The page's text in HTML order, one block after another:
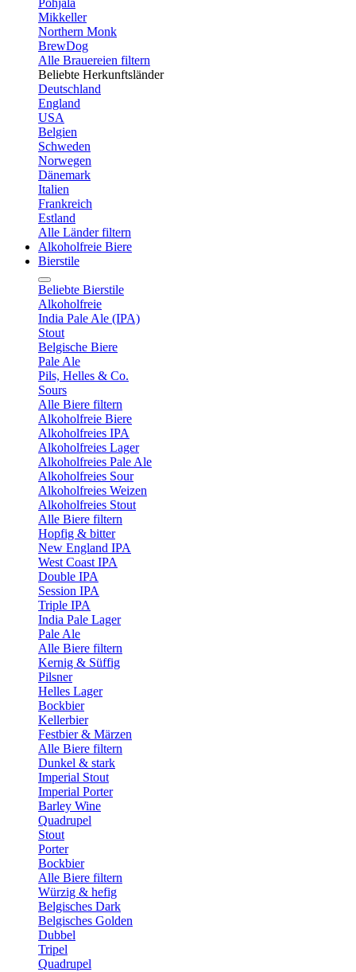
Põhjala
Mikkeller
Northern Monk
BrewDog
Alle Brauereien filtern
Beliebte Herkunftsländer
Deutschland
England
USA
Belgien
Schweden
Norwegen
Dänemark
Italien
Frankreich
Estland
Alle Länder filtern
Alkoholfreie Biere
Bierstile
Beliebte Bierstile
Alkoholfreie
India Pale Ale (IPA)
Stout
Belgische Biere
Pale Ale
Pils, Helles & Co.
Sours
Alle Biere filtern
Alkoholfreie Biere
Alkoholfreies IPA
Alkoholfreies Lager
Alkoholfreies Pale Ale
Alkoholfreies Sour
Alkoholfreies Weizen
Alkoholfreies Stout
Alle Biere filtern
Hopfig & bitter
New England IPA
West Coast IPA
Double IPA
Session IPA
Triple IPA
India Pale Lager
Pale Ale
Alle Biere filtern
Kernig & Süffig
Pilsner
Helles Lager
Bockbier
Kellerbier
Festbier & Märzen
Alle Biere filtern
Dunkel & stark
Imperial Stout
Imperial Porter
Barley Wine
Quadrupel
Stout
Porter
Bockbier
Alle Biere filtern
Würzig & hefig
Belgisches Dark
Belgisches Golden
Dubbel
Tripel
Quadrupel